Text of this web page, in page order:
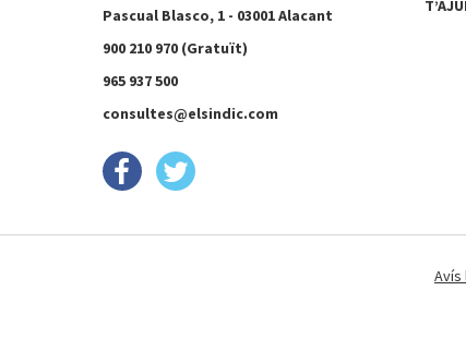
Pascual Blasco, 1 - 03001 Alacant
900 210 970 (Gratuït)
965 937 500
consultes@elsindic.com
Avís